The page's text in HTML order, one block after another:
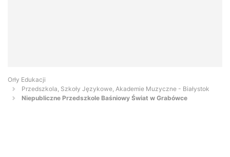
Orły Edukacji
Przedszkola, Szkoły Językowe, Akademie Muzyczne - Białystok
Niepubliczne Przedszkole Baśniowy Świat w Grabówce